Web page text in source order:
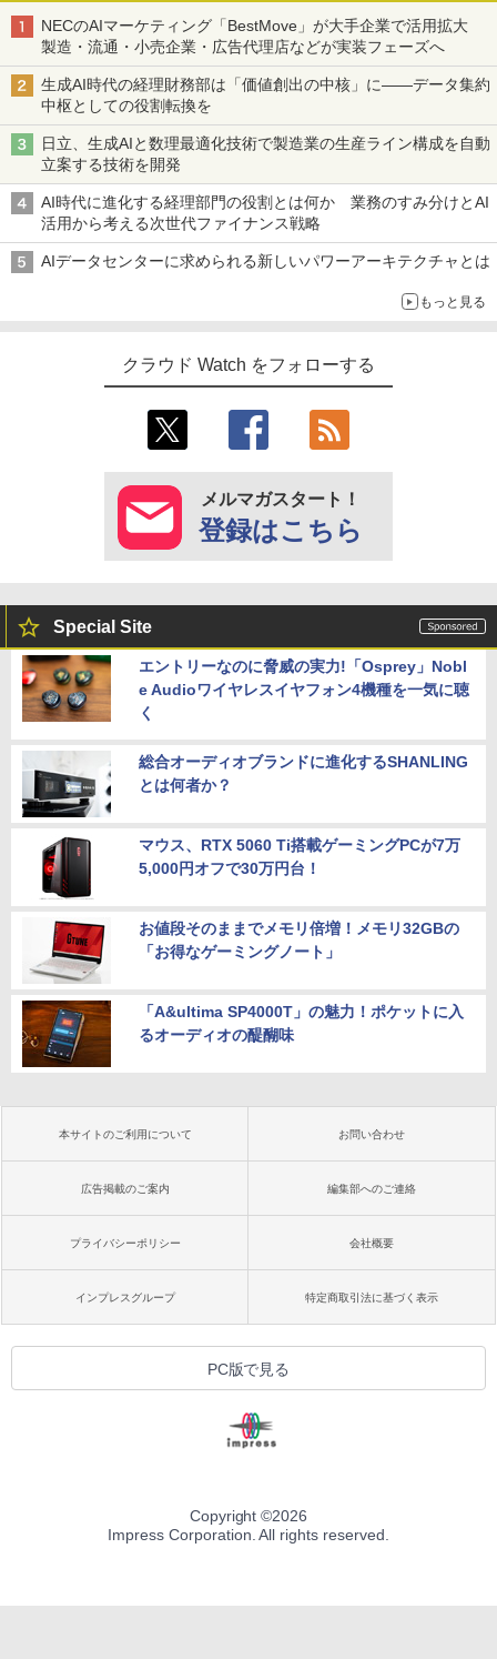
NECのAIマーケティング「BestMove」が大手企業で活用拡大
製造・流通・小売企業・広告代理店などが実装フェーズへ
生成AI時代の経理財務部は「価値創出の中核」に――データ集約
中枢としての役割転換を
日立、生成AIと数理最適化技術で製造業の生産ライン構成を自動
立案する技術を開発
AI時代に進化する経理部門の役割とは何か 業務のすみ分けとAI
活用から考える次世代ファイナンス戦略
AIデータセンターに求められる新しいパワーアーキテクチャとは
もっと見る
クラウド Watch をフォローする
メルマガスタート！
登録はこちら
Special Site
エントリーなのに脅威の実力!「Osprey」Nobl
e Audioワイヤレスイヤフォン4機種を一気に聴
く
総合オーディオブランドに進化するSHANLING
とは何者か？
マウス、RTX 5060 Ti搭載ゲーミングPCが7万
5,000円オフで30万円台！
お値段そのままでメモリ倍増！メモリ32GBの
「お得なゲーミングノート」
「A&ultima SP4000T」の魅力！ポケットに入
るオーディオの醍醐味
本サイトのご利用について お問い合わせ
広告掲載のご案内 編集部へのご連絡
プライバシーポリシー 会社概要
インプレスグループ 特定商取引法に基づく表示
PC版で見る
Copyright ©2026
Impress Corporation. All rights reserved.